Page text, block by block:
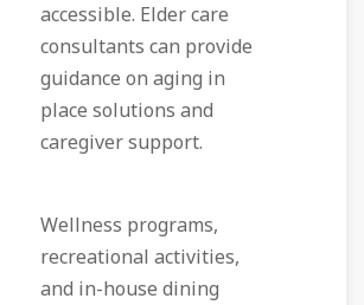
accessible. Elder care
consultants can provide
guidance on aging in
place solutions and
caregiver support.
Wellness programs,
recreational activities,
and in-house dining